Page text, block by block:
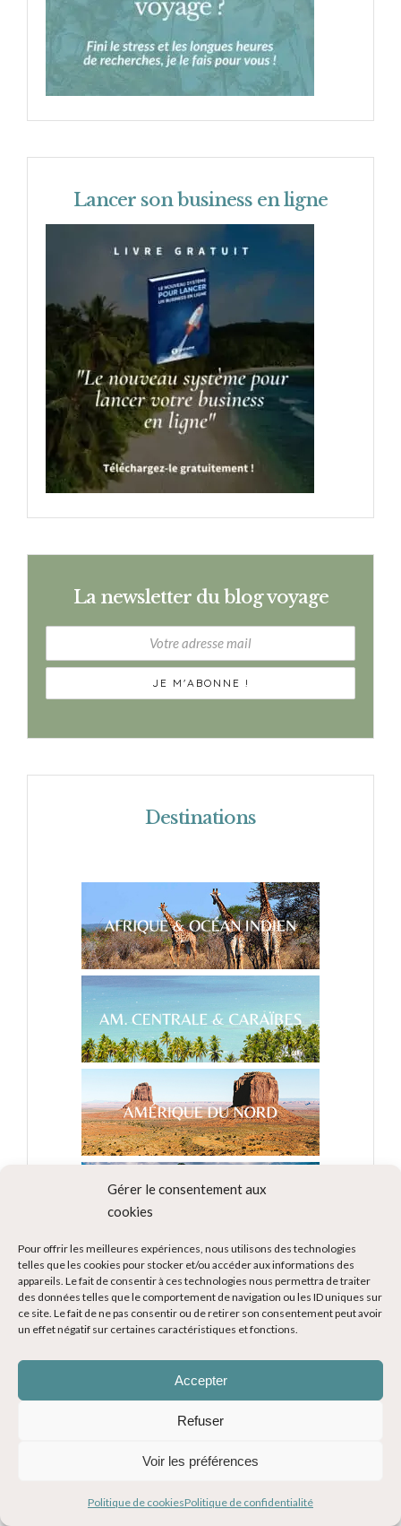
Gérer le consentement aux
cookies
Pour offrir les meilleures expériences, nous utilisons des technologies
telles que les cookies pour stocker et/ou accéder aux informations des
appareils. Le fait de consentir à ces technologies nous permettra de traiter
des données telles que le comportement de navigation ou les ID uniques sur
ce site. Le fait de ne pas consentir ou de retirer son consentement peut avoir
un effet négatif sur certaines caractéristiques et fonctions.
Accepter
Refuser
Voir les préférences
Politique de cookiesPolitique de confidentialité
Lancer son business en ligne
La newsletter du blog voyage
Destinations